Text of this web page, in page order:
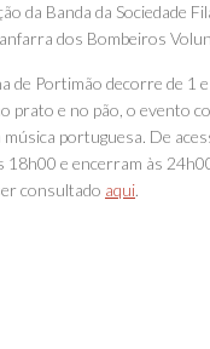
da Banda da Sociedade
dos Bombeiros
de Portimão decorre de 1
prato e no pão, o evento
música portuguesa. De
18h00 e encerram às
consultado aqui.